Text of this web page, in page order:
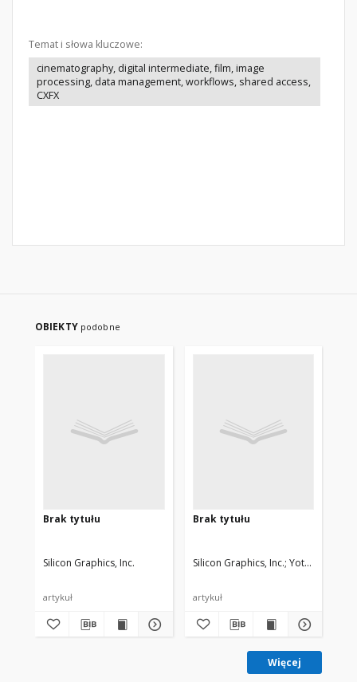
Temat i słowa kluczowe:
cinematography, digital intermediate, film, image
processing, data management, workflows, shared access,
CXFX
OBIEKTY podobne
Brak tytułu
Silicon Graphics, Inc.
artykuł
Brak tytułu
Silicon Graphics, Inc. YottaYotta
artykuł
Więcej